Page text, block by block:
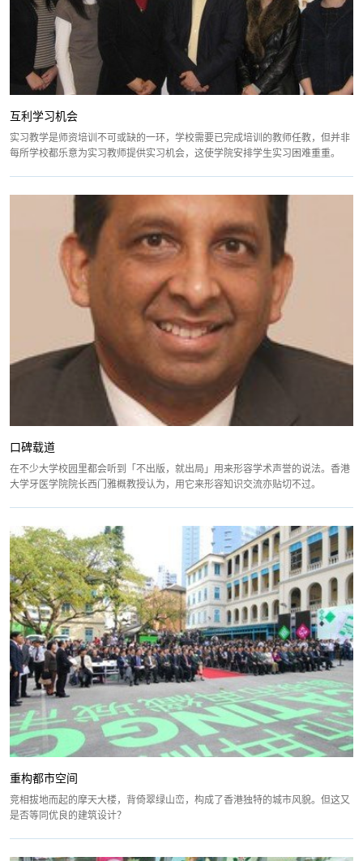
互利学习机会
实习教学是师资培训不可或缺的一环，学校需要已完成培训的教师任教，但并非
每所学校都乐意为实习教师提供实习机会，这使学院安排学生实习困难重重。
口碑载道
在不少大学校园里都会听到「不出版，就出局」用来形容学术声誉的说法。香港
大学牙医学院院长西门雅概教授认为，用它来形容知识交流亦贴切不过。
重构都市空间
竞相拔地而起的摩天大楼，背倚翠绿山峦，构成了香港独特的城市风貌。但这又
是否等同优良的建筑设计？